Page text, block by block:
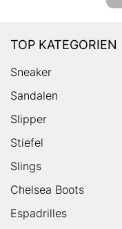
TOP KATEGORIEN
Sneaker
Sandalen
Slipper
Stiefel
Slings
Chelsea Boots
Espadrilles